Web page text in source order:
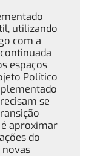
utilizando
com a
espaços
Político
se
aproximar
do